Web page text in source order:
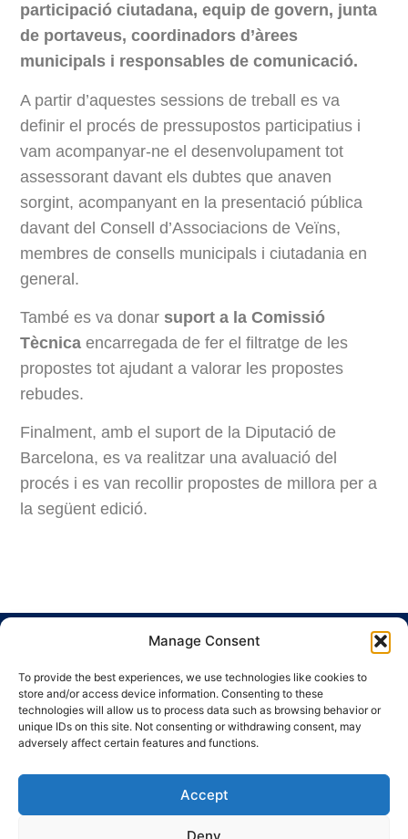
Manage Consent
To provide the best experiences, we use technologies like cookies to
store and/or access device information. Consenting to these
technologies will allow us to process data such as browsing behavior or
unique IDs on this site. Not consenting or withdrawing consent, may
adversely affect certain features and functions.
Accept
Deny
participació ciutadana, equip de govern, junta
de portaveus, coordinadors d’àrees
municipals i responsables de comunicació.
A partir d’aquestes sessions de treball es va
definir el procés de pressupostos participatius i
vam acompanyar-ne el desenvolupament tot
assessorant davant els dubtes que anaven
sorgint, acompanyant en la presentació pública
davant del Consell d’Associacions de Veïns,
membres de consells municipals i ciutadania en
general.
També es va donar suport a la Comissió
Tècnica encarregada de fer el filtratge de les
propostes tot ajudant a valorar les propostes
rebudes.
Finalment, amb el suport de la Diputació de
Barcelona, es va realitzar una avaluació del
procés i es van recollir propostes de millora per a
la següent edició.
Ronda Guinardó, 164 · 08041 Barcelona
Política de privacitat
© 2008-2024 Indic